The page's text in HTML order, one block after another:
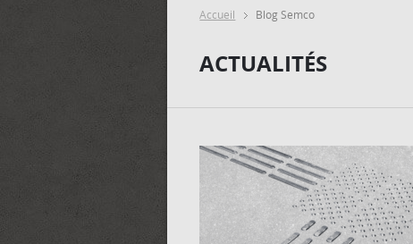
Contrôle d’accès
Nos solutions de mobilier urbain
Véhicules
Accueil Blog Semco
ACTUALITÉS